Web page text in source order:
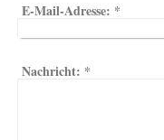
E-Mail-Adresse: *
Nachricht: *